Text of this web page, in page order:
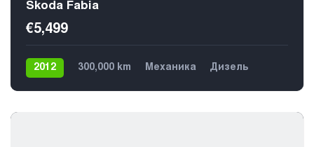
Skoda Fabia
€5,499
2012 300,000 km Механика
Дизель